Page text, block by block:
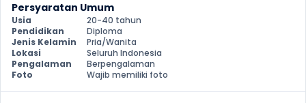
Persyaratan Umum
Usia
20-40 tahun
Pendidikan
Diploma
Jenis Kelamin
Pria/Wanita
Lokasi
Seluruh Indonesia
Pengalaman
Berpengalaman
Foto
Wajib memiliki foto